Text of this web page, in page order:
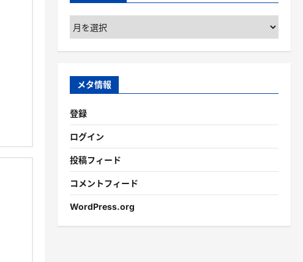
ア
ー
カ
ブ
メタ情報
登録
ログイン
投稿フィード
コメントフィード
WordPress.org